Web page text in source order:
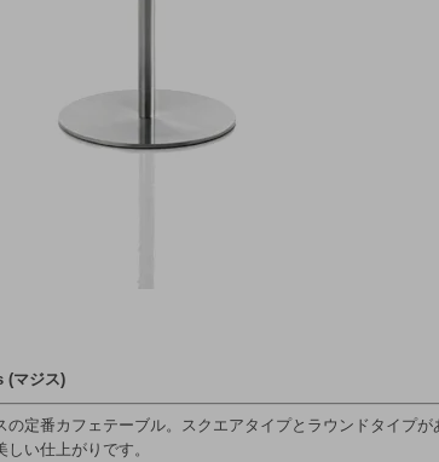
(マジス)
定番カフェテーブル。スクエアタイプとラウンドタイプが
い仕上がりです。